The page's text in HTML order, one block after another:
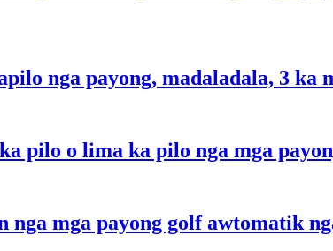
nga payong, madaladala, 3 ka
pilo o lima ka pilo nga mga
nga mga payong golf awtomatik